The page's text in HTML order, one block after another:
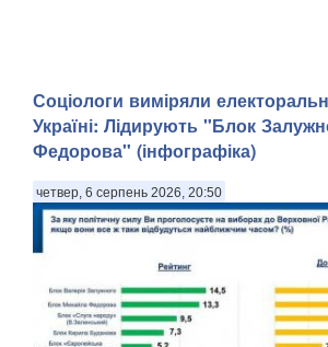
Соціологи виміряли
Україні: ​Лідирують "Блок
Федорова" (інфографіка)
четвер, 6 серпень 2026, 20:50